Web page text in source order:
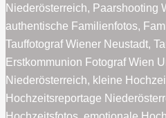
Niederösterreich, Paarshooting
authentische Familienfotos,
Tauffotograf Wiener Neustadt,
Erstkommunion Fotograf Wien
Niederösterreich, kleine
Hochzeitsreportage